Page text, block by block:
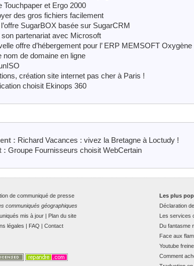
Touchpaper et Ergo 2000
des gros fichiers facilement
SugarBOX basée sur SugarCRM
partenariat avec Microsoft
offre d’hébergement pour l’ ERP MEMSOFT Oxygène
nom de domaine en ligne
création site internet pas cher à Paris !
choisit Ekinops 360
: Richard Vacances : vivez la Bretagne à Loctudy !
: Groupe Fournisseurs choisit WebCertain
de communiqué de presse
communiqués géographiques
mis à jour | Plan du site
légales | FAQ | Contact
Les plus
Déclaration
Les services
Du fantasme
Face aux
Youtube
Comment